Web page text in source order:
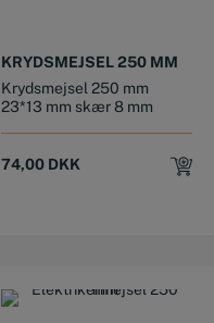
KRYDSMEJSEL 250 MM
Krydsmejsel 250 mm
23*13 mm skær 8 mm
74,00 DKK